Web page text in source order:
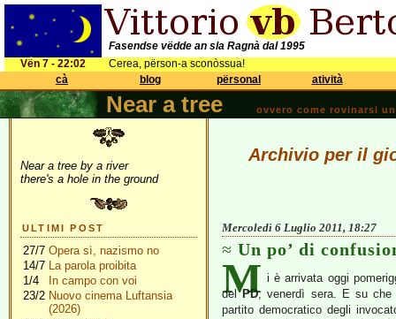
Fasendse vëdde an sla Ragnà dal 1995
Vën 7 - 22:02
Cerea, përson-a sconòssua!
cà
blog përsonal atività
Near a tree ovvero come rovinarsi
Near a tree by a river
there's a hole in the ground
ULTIMI POST
27/7 Opera sì, nazismo no
14/7 La parola proibita
1/4
In campo con voi
23/2 Nuovo cinema Luftansia
(2026)
Archivio per il
Mercoledì 6 Luglio 2011, 18:27
Un po’ di
M i è arrivata oggi
delPD, venerdì sera. E su che
partito democratico degli